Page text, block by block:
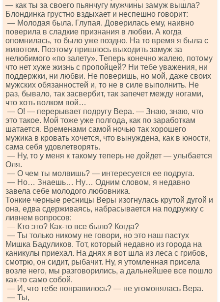
— как ты за своего пьянчугу мужчины замуж вышла?
Блондинка грустно вздыхает и неспешно говорит:
— Молодая была. Глупая. Доверилась ему, наивно
поверила в сладкие признания в любви. А когда
опомнилась, то было уже поздно. На то время я была с
животом. Поэтому пришлось выходить замуж за
нелюбимого «по залету». Теперь конечно жалею, потому
что нет хуже жизнь с пропойцей? Ни тебе уважения, ни
поддержки, ни любви. Не поверишь, но мой, даже своих
мужских обязанностей и, то не в силе выполнить. Не
раз, бывало, так засвербит, так запечет между ногами,
что хоть волком вой…
— О! — перерывает подругу Вера. — Знаю, знаю, что
это такое. Мой тоже уже полгода, как по заработкам
шатается. Временами самой ночью так хорошего
мужика в кровать хочется, что вынуждена, как в юности,
сама себя удовлетворять.
— Ну, то у меня к такому теперь не дойдет — улыбается
Оля.
— О чем ты молвишь? — интересуется ее подруга.
— Но… Знаешь… Ну… Одним словом, я недавно
завела себе молодого любовника.
Тонкие черные ресницы Веры изогнулась крутой дугой и
она, едва сдерживаясь, набрасывается на подружку с
ливнем вопросов:
— Кто это? Как-то все было? Когда?
— Ты только никому не говори, но это наш пастух
Мишка Бадуликов. Тот, который недавно из города на
каникулы приехал. На днях я вот шла из леса с грибов,
смотрю, он сидит, рыбачит. Ну, я утомленная присела
возле него, мы разговорились, а дальнейшее все пошло
как-то само собой.
— И, что тебе понравилось? — не угомонялась Вера.
— Ты,